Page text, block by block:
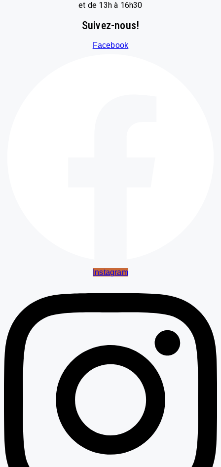
et de 13h à 16h30
Suivez-nous!
Facebook
Instagram